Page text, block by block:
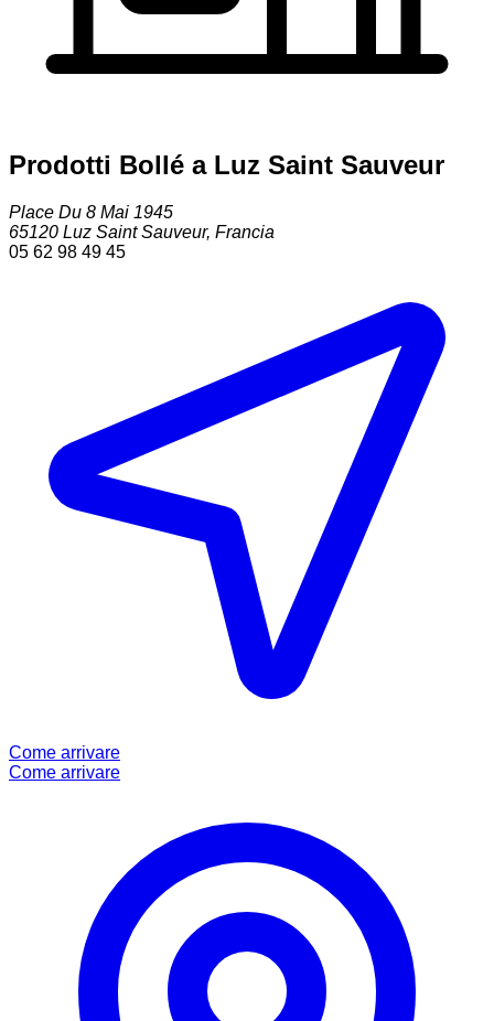
Prodotti Bollé a Luz Saint Sauveur
Place Du 8 Mai 1945
65120 Luz Saint Sauveur, Francia
05 62 98 49 45
Come arrivare
Come arrivare